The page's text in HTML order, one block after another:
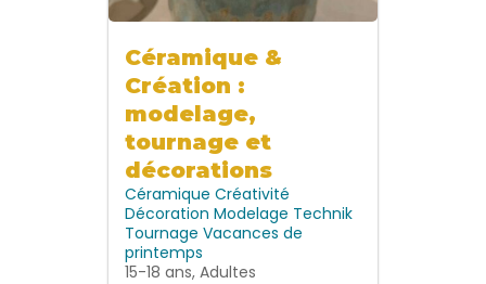
Céramique &
Création :
modelage,
tournage et
décorations
Céramique Créativité
Décoration Modelage Technik
Tournage Vacances de
printemps
15-18 ans, Adultes